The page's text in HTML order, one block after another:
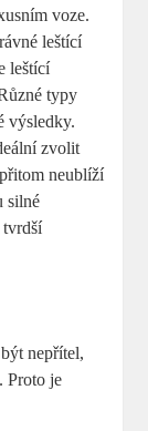
voze.
leštící
leštící
typy
výsledky.
zvolit
neublíží
silné
tvrdší
nepřítel,
Proto je